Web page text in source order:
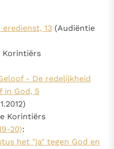
13 (Audiëntie
Korintiërs
- De redelijkheid
in God, 5
Korintiërs
20):
het "ja" tegen God en